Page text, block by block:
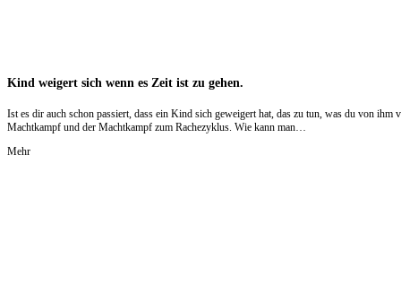
Kind weigert sich wenn es Zeit ist zu gehen.
Ist es dir auch schon passiert, dass ein Kind sich geweigert hat, das zu tun, was du von
Machtkampf und der Machtkampf zum Rachezyklus. Wie kann man…
Mehr